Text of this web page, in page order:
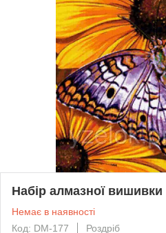
Набір алмазної вишивки
Немає в наявності
Код: DM-177
Роздріб